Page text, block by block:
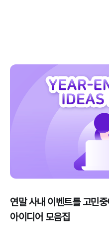
연말 사내 이벤트를 고민
아이디어 모음집